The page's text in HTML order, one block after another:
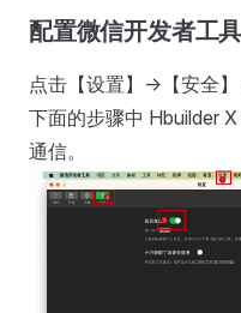
配置微信开发者工具
点击【设置】->【安全
下面的步骤中 Hbuilder
通信。